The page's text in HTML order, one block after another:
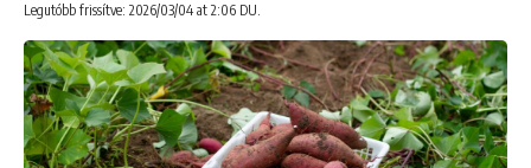
Legutóbb frissítve: 2026/03/04 at 2:06 DU.